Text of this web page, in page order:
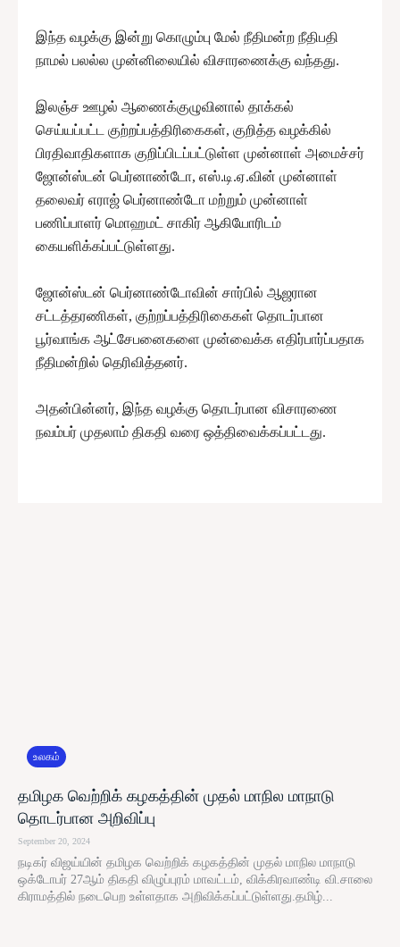
இந்த வழக்கு இன்று கொழும்பு மேல் நீதிமன்ற நீதிபதி
நாமல் பலல்ல முன்னிலையில் விசாரணைக்கு வந்தது.
இலஞ்ச ஊழல் ஆணைக்குழுவினால் தாக்கல்
செய்யப்பட்ட குற்றப்பத்திரிகைகள், குறித்த வழக்கில்
பிரதிவாதிகளாக குறிப்பிடப்பட்டுள்ள முன்னாள் அமைச்சர்
ஜோன்ஸ்டன் பெர்னாண்டோ, எஸ்.டி.ஏ.வின் முன்னாள்
தலைவர் எராஜ் பெர்னாண்டோ மற்றும் முன்னாள்
பணிப்பாளர் மொஹமட் சாகிர் ஆகியோரிடம்
கையளிக்கப்பட்டுள்ளது.
ஜோன்ஸ்டன் பெர்னாண்டோவின் சார்பில் ஆஜரான
சட்டத்தரணிகள், குற்றப்பத்திரிகைகள் தொடர்பான
பூர்வாங்க ஆட்சேபனைகளை முன்வைக்க எதிர்பார்ப்பதாக
நீதிமன்றில் தெரிவித்தனர்.
அதன்பின்னர், இந்த வழக்கு தொடர்பான விசாரணை
நவம்பர் முதலாம் திகதி வரை ஒத்திவைக்கப்பட்டது.
உலகம்
தமிழக வெற்றிக் கழகத்தின் முதல் மாநில மாநாடு
தொடர்பான அறிவிப்பு
September 20, 2024
நடிகர் விஜய்யின் தமிழக வெற்றிக் கழகத்தின் முதல் மாநில மாநாடு
ஒக்டோபர் 27ஆம் திகதி விழுப்புரம் மாவட்டம், விக்கிரவாண்டி வி.சாலை
கிராமத்தில் நடைபெற உள்ளதாக அறிவிக்கப்பட்டுள்ளது.தமிழ்...